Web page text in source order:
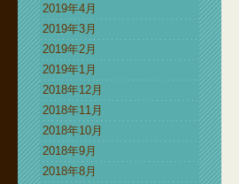
2019年4月
2019年3月
2019年2月
2019年1月
2018年12月
2018年11月
2018年10月
2018年9月
2018年8月